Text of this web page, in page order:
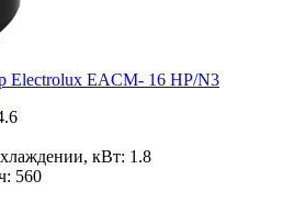
Electrolux EACM- 16 HP/N3
кВт: 1.8
560